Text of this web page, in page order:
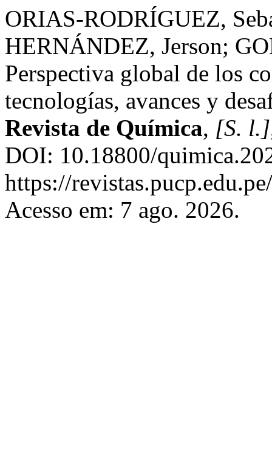
ORIAS-RODRÍGUEZ,
HERNÁNDEZ, Jerson;
Perspectiva global de los
tecnologías, avances y
Revista de Química, [S. l.]
DOI: 10.18800/
https://
Acesso em: 7 ago. 2026.